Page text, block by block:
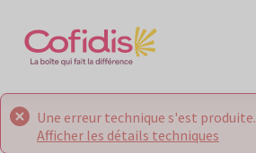
Une erreur technique s'est produite.
Afficher les détails techniques